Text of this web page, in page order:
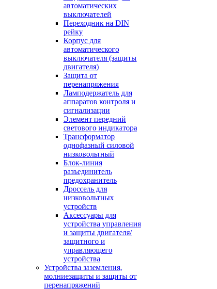
автоматических
выключателей
Переходник на DIN
рейку
Корпус для
автоматического
выключателя (защиты
двигателя)
Защита от
перенапряжения
Ламподержатель для
аппаратов контроля и
сигнализации
Элемент передний
светового индикатора
Трансформатор
однофазный силовой
низковольтный
Блок-линия
разъединитель
предохранитель
Дроссель для
низковольтных
устройств
Аксессуары для
устройства управления
и защиты двигателя/
защитного и
управляющего
устройства
Устройства заземления,
молниезащиты и защиты от
перенапряжений